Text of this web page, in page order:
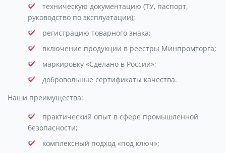
техническую документацию (ТУ, паспорт,
руководство по эксплуатации);
регистрацию товарного знака;
включение продукции в реестры Минпромторга;
маркировку «Сделано в России»;
добровольные сертификаты качества.
Наши преимущества:
практический опыт в сфере промышленной
безопасности;
комплексный подход «под ключ»;